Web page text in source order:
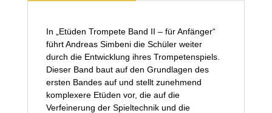
MengeIn „Etüden Trompete Band II – für Anfänger“
führt Andreas Simbeni die Schüler weiter
durch die Entwicklung ihres Trompetenspiels.
Dieser Band baut auf den Grundlagen des
ersten Bandes auf und stellt zunehmend
komplexere Etüden vor, die auf die
Verfeinerung der Spieltechnik und die